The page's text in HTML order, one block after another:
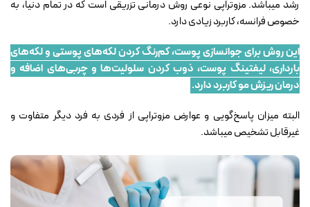
رشد میباشد. مزوتراپی نوعی روش درمانی تزریقی است که در تمام دنیا، به
خصوص فرانسه، کاربرد زیادی دارد.
این روش برای جوانسازی پوست، کم‌رنگ کردن لکه‌های پوستی و لکه‌های
بارداری، لیفتینگ پوست، ذوب کردن سلولیت‌ها و چربی‌های اضافه و
درمان ریزش مو کاربرد دارد.
البته میزان پاسخ‌گویی و عوارض مزوتراپی از فردی به فرد دیگر متفاوت و
غیرقابل تشخیص میباشد.